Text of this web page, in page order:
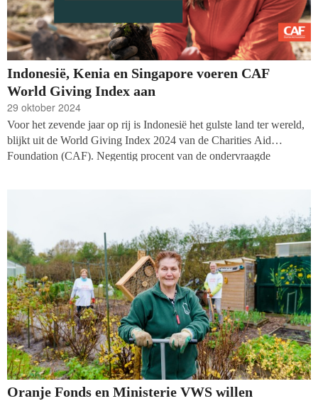
Indonesië, Kenia en Singapore voeren CAF
World Giving Index aan
29 oktober 2024
Voor het zevende jaar op rij is Indonesië het gulste land ter wereld,
blijkt uit de World Giving Index 2024 van de Charities Aid
Foundation (CAF). Negentig procent van de ondervraagde
Oranje Fonds en Ministerie VWS willen